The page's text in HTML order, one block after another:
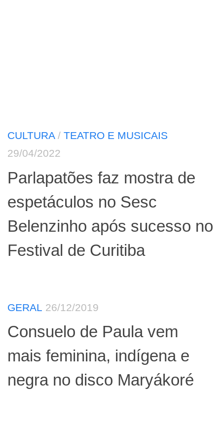
CULTURA/ TEATRO E MUSICAIS
29/04/2022
Parlapatões faz mostra de
espetáculos no Sesc
Belenzinho após sucesso no
Festival de Curitiba
GERAL 26/12/2019
Consuelo de Paula vem
mais feminina, indígena e
negra no disco Maryákoré